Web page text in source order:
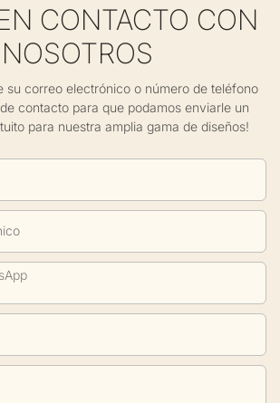
CONTACTO CON
NOSOTROS
su correo electrónico o número de teléfono
contacto para que podamos enviarle un
para nuestra amplia gama de diseños!